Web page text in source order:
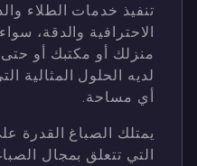
تنفيذ خدمات الطلاء
الاحترافية والدقة،
منزلك أو مكتبك أو
لديه الحلول المثالية
أي مساحة.
يمتلك الصباغ القدرة
التي تتعلق بمجال